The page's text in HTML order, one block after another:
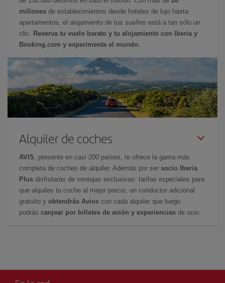
millones de establecimientos desde hoteles de lujo hasta
apartamentos, el alojamiento de tus sueños está a tan sólo un
clic.
Reserva tu vuelo barato y tu alojamiento con Iberia y
Booking.com y experimenta el mundo.
Alquiler de coches
AVIS , presente en casi 200 países, te ofrece la gama más
completa de coches de alquiler. Además por ser socio Iberia
Plus disfrutarás de ventajas exclusivas: tarifas especiales para
que alquiles tu coche al mejor precio, un conductor adicional
gratuito y obtendrás Avios con cada alquiler que luego
podrás canjear por billetes de avión y experiencias de ocio.